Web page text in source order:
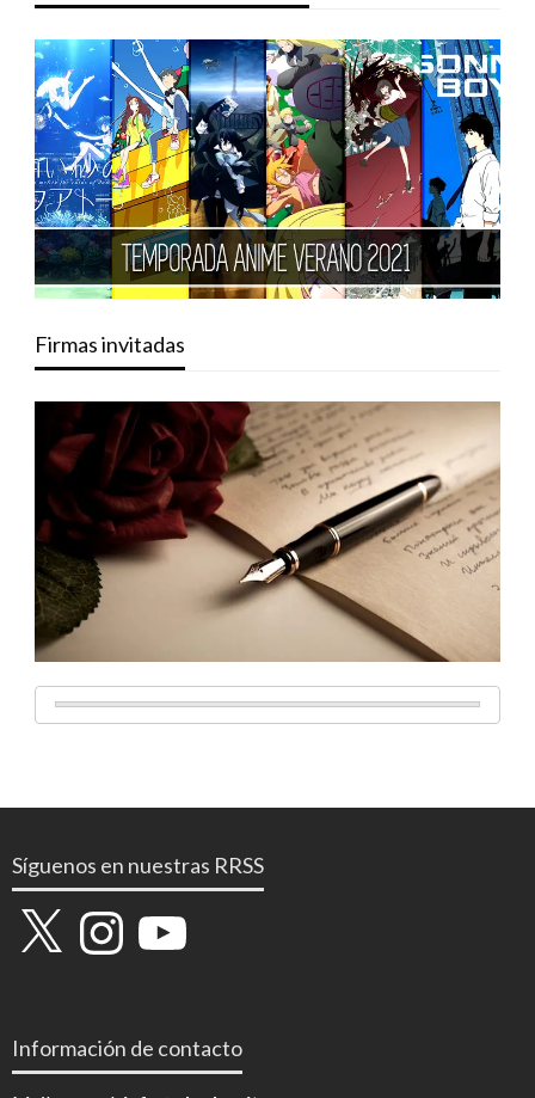
Firmas invitadas
Síguenos en nuestras RRSS
X InstagramYouTube
Información de contacto